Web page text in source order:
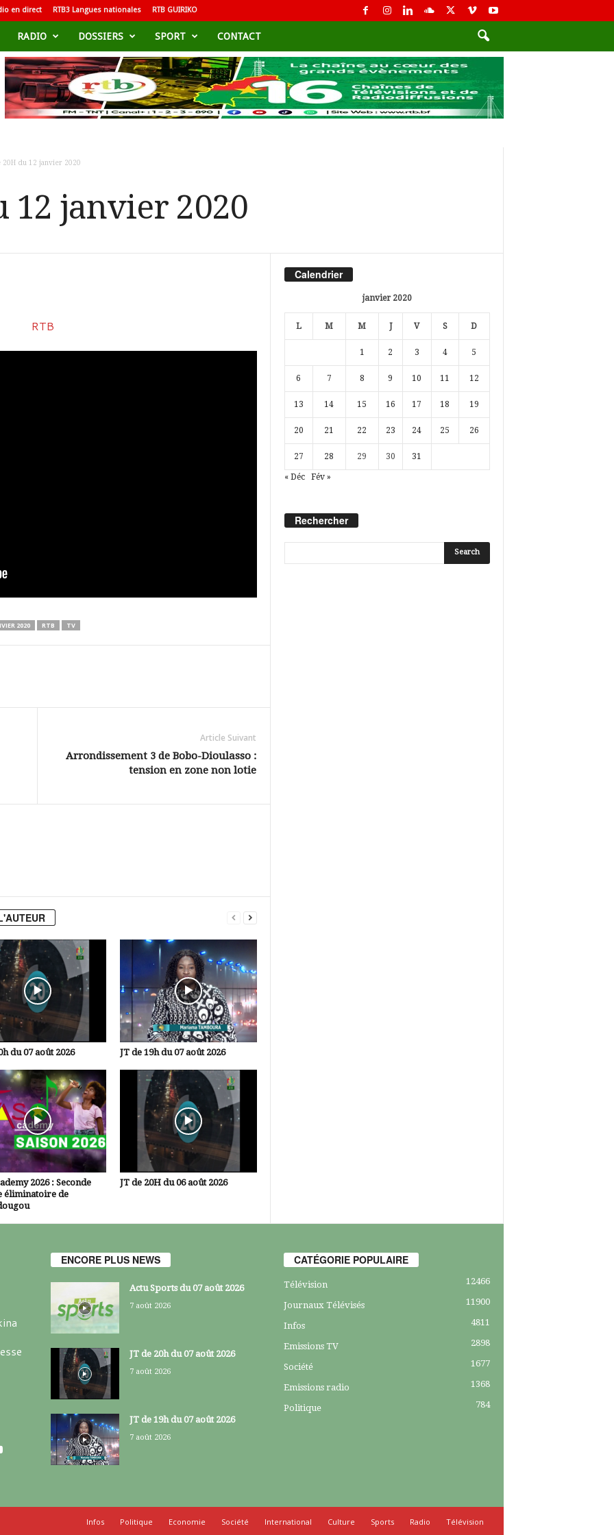
en direct RTB3 Langues nationales RTB GUIRIKO
RADIO DOSSIERS SPORT CONTACT
20H du 12 janvier 2020
12 janvier 2020
2020 RTB TV
Article Suivant
Arrondissement 3 de Bobo-Dioulasso :
tension en zone non lotie
du 07 août 2026 JT de 19h du 07 août 2026
2026 : Seconde
éliminatoire de
JT de 20H du 06 août 2026
Calendrier
janvier 2020
L M M J V S D
1 2 3 4 5
6 7 8 9 10 11 12
13 14 15 16 17 18 19
20 21 22 23 24 25 26
27 28 29 30 31
« Déc Fév »
Rechercher
ENCORE PLUS NEWS
Actu Sports du 07 août 2026
7 août 2026
JT de 20h du 07 août 2026
7 août 2026
JT de 19h du 07 août 2026
7 août 2026
CATÉGORIE POPULAIRE
Télévision 12466
Journaux Télévisés 11900
Infos 4811
Emissions TV 2898
Société 1677
Emissions radio 1368
Politique 784
Infos Politique Economie Société International Culture Sports Radio
Télévision